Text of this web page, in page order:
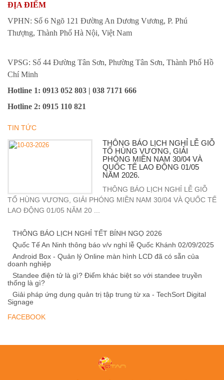
ĐỊA ĐIỂM
VPHN: Số 6 Ngõ 121 Đường An Dương Vương, P. Phú
Thượng, Thành Phố Hà Nội, Việt Nam
VPSG: Số 44 Đường Tân Sơn, Phường Tân Sơn, Thành Phố Hồ
Chí Minh
Hotline 1: 0913 052 803 | 038 7171 666
Hotline 2: 0915 110 821
TIN TỨC
THÔNG BÁO LỊCH NGHỈ LỄ GIỖ
TỔ HÙNG VƯƠNG, GIẢI
PHÓNG MIỀN NAM 30/04 VÀ
QUỐC TẾ LAO ĐỘNG 01/05
NĂM 2026.
THÔNG BÁO LỊCH NGHỈ LỄ GIỖ
TỔ HÙNG VƯƠNG, GIẢI PHÓNG MIỀN NAM 30/04 VÀ QUỐC TẾ
LAO ĐỘNG 01/05 NĂM 20 ...
THÔNG BÁO LỊCH NGHỈ TẾT BÍNH NGỌ 2026
Quốc Tế An Ninh thông báo v/v nghỉ lễ Quốc Khánh 02/09/2025
Android Box - Quản lý Online màn hình LCD đã có sẵn của
doanh nghiệp
Standee điện tử là gì? Điểm khác biệt so với standee truyền
thống là gì?
Giải pháp ứng dụng quản trị tập trung từ xa - TechSort Digital
Signage
FACEBOOK